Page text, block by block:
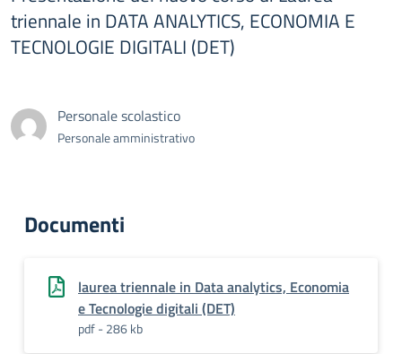
triennale in DATA ANALYTICS, ECONOMIA E
TECNOLOGIE DIGITALI (DET)
Personale scolastico
Personale amministrativo
Documenti
laurea triennale in Data analytics, Economia
e Tecnologie digitali (DET)
pdf - 286 kb